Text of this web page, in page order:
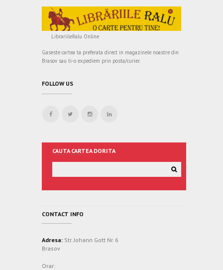
LibrariileRalu Online
Gaseste cartea ta preferata direct in magazinele noastre din
Brasov sau ti-o expediem prin posta/curier.
FOLLOW US
CAUTA CARTEA DORITA
CONTACT INFO
Adresa: Str. Johann Gott Nr. 6
Brasov
Orar: